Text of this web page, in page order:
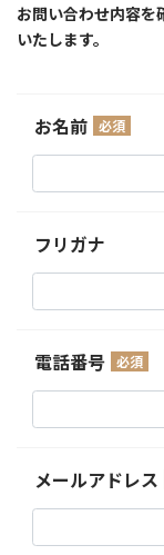
お問い合わせ内容を
いたします。
お名前 必須
フリガナ
電話番号 必須
メールアドレス